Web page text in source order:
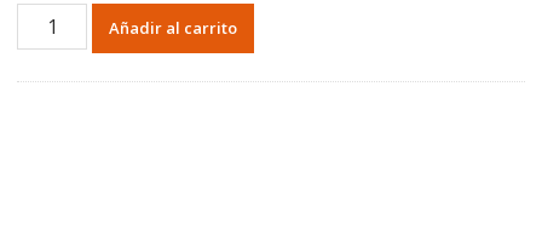
Batería
Añadir al carrito